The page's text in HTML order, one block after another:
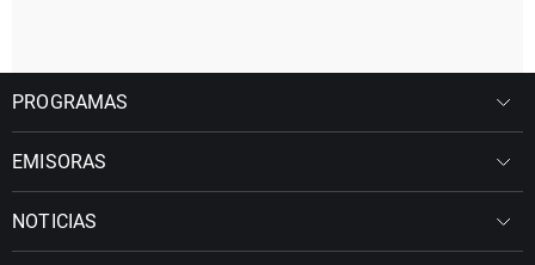
PROGRAMAS
EMISORAS
NOTICIAS